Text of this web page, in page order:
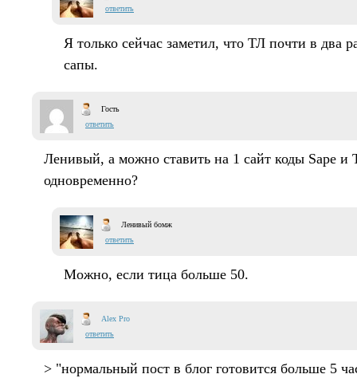
ответить
Я только сейчас заметил, что ТЛ почти в два
сапы.
Гость
ответить
Ленивый, а можно ставить на 1 сайт коды Sape и
одновременно?
Ленивый бомж
ответить
Можно, если тица больше 50.
Alex Pro
ответить
> "нормальный пост в блог готовится больше 5